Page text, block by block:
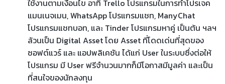
ใช้งานตามเงื่อนไข อาทิ Trello โปรแกรมในการทำโปรเจค
แมนเนจเมน, WhatsApp โปรแกรมแชท, ManyChat
โปรแกรมแชทบอท, และ Tinder โปรแกรมหาคู่ เป็นต้น ฯลฯ
ล้วนเป็น Digital Asset โดย Asset ที่โดดเด่นที่สุดของ
ซอฟต์แวร์ และ แอปพลิเคชัน ได้แก่ User ในระบบซึ่งต่อให้
โปรแกรม มี User ฟรีจำนวนมากก็มีโอกาสมีมูลค่า และเป็น
ที่สนใจของนักลงทุน